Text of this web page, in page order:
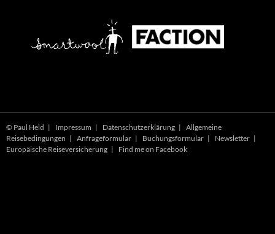
© Paul Held | Impressum | Datenschutzerklärung | Allgemeine
Reisebedingungen | Anfrageformular | Buchungsformular | Newsletter |
Europäische Reiseversicherung | Find me on Facebook